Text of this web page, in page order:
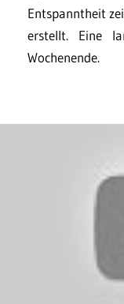
Entspanntheit
erstellt. Eine
Wochenende.